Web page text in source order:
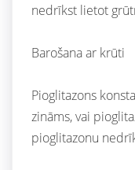
nedrīkst lietot
Barošana ar krūti
Pioglitazons
zināms, vai
pioglitazonu